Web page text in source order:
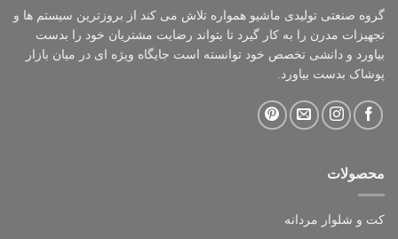
گروه صنعتی تولیدی ماشیو همواره تلاش می کند از بروزترین سیستم ها و
تجهیزات مدرن را به کار گیرد تا بتواند رضایت مشتریان خود را بدست
بیاورد و دانشی تخصص خود توانسته است جایگاه ویژه ای در میان بازار
پوشاک بدست بیاورد.
محصولات
کت و شلوار مردانه